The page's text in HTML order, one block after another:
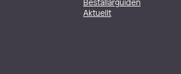
Beställarguiden
Aktuellt